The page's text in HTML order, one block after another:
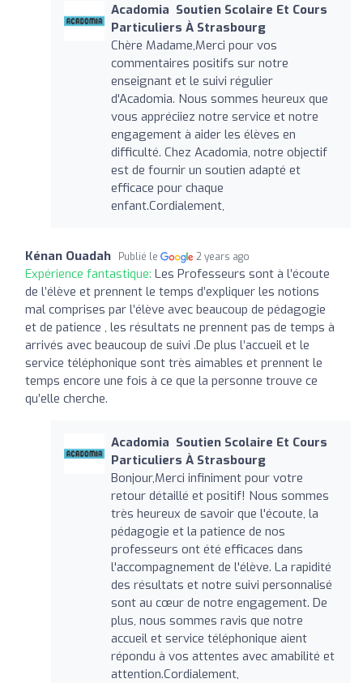
Acadomia ‍ Soutien Scolaire Et Cours
Particuliers À Strasbourg
Chère Madame,Merci pour vos
commentaires positifs sur notre
enseignant et le suivi régulier
d'Acadomia. Nous sommes heureux que
vous appréciiez notre service et notre
engagement à aider les élèves en
difficulté. Chez Acadomia, notre objectif
est de fournir un soutien adapté et
efficace pour chaque
enfant.Cordialement,
Kénan Ouadah Publié le 2 years ago
Expérience fantastique: Les Professeurs sont à l’écoute
de l’élève et prennent le temps d’expliquer les notions
mal comprises par l’élève avec beaucoup de pédagogie
et de patience , les résultats ne prennent pas de temps à
arrivés avec beaucoup de suivi .De plus l’accueil et le
service téléphonique sont très aimables et prennent le
temps encore une fois à ce que la personne trouve ce
qu’elle cherche.
Acadomia ‍ Soutien Scolaire Et Cours
Particuliers À Strasbourg
Bonjour,Merci infiniment pour votre
retour détaillé et positif! Nous sommes
très heureux de savoir que l'écoute, la
pédagogie et la patience de nos
professeurs ont été efficaces dans
l'accompagnement de l'élève. La rapidité
des résultats et notre suivi personnalisé
sont au cœur de notre engagement. De
plus, nous sommes ravis que notre
accueil et service téléphonique aient
répondu à vos attentes avec amabilité et
attention.Cordialement,